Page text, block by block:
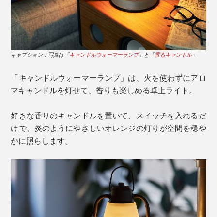
キャプション：写真は「キャンドルウォーマーランプ」と「香るキャンドル」
「キャンドルウォーマーランプ」は、火を使わずにアロ
マキャンドルを灯せて、香りも楽しめる卓上ライト。
好きな香りのキャンドルを置いて、スイッチを入れるだ
けで、炎のようにやさしいオレンジの灯りが空間を穏や
かに照らします。